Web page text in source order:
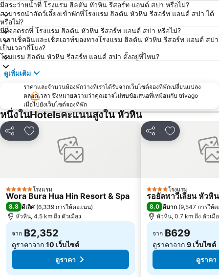
มีสระว่ายน้ำที่ โรงแรม ฮิลตัน หัวหิน รีสอร์ท แอนด์ สปา หรือไม่?
สามารถนำสัตว์เลี้ยงเข้าพักที่โรงแรม ฮิลตัน หัวหิน รีสอร์ท แอนด์ สปา ได้
หรือไม่?
มีที่จอดรถที่ โรงแรม ฮิลตัน หัวหิน รีสอร์ท แอนด์ สปา หรือไม่?
เวลาเช็คอินและเช็คเอาท์ของทางโรงแรม ฮิลตัน หัวหิน รีสอร์ท แอนด์ สปา
เป็นเวลากี่โมง?
โรมแรม ฮิลตัน หัวหิน รีสอร์ท แอนด์ สปา ตั้งอยู่ที่ไหน?
ดูเพิ่มเติม
ราคาและจำนวนห้องพักว่างที่เราได้รับจากเว็บไซต์จองที่พักเปลี่ยนแปลง
ตลอดเวลา ซึ่งหมายความว่าคุณอาจไม่พบข้อเสนอที่เหมือนกับ trivago
เมื่อไปยังเว็บไซต์จองที่พัก
หนึ่งในHotelsคะแนนสูงใน หัวหิน
แชร์ เพิ่มในรายการโปรด
5 ดาว โรงแรม
Wora Bura Hua Hin Resort & Spa
8.8 ดีเลิศ (6,339 การให้คะแนน)
หัวหิน, 4.5 km ถึง ตัวเมือง
จาก ฿2,352
ดูราคาจาก 10 เว็บไซต์
ดูราคา
แชร์ เพิ่มในรายกา
4 ดาว โรงแรม
รอยัลพาวีเลียน หัวหิน
8.0 ดีมาก (9,547 การให้
หัวหิน, 0.7 km ถึง ตัวเมื
จาก ฿629
ดูราคาจาก 9 เว็บไซต์
ดูราคา